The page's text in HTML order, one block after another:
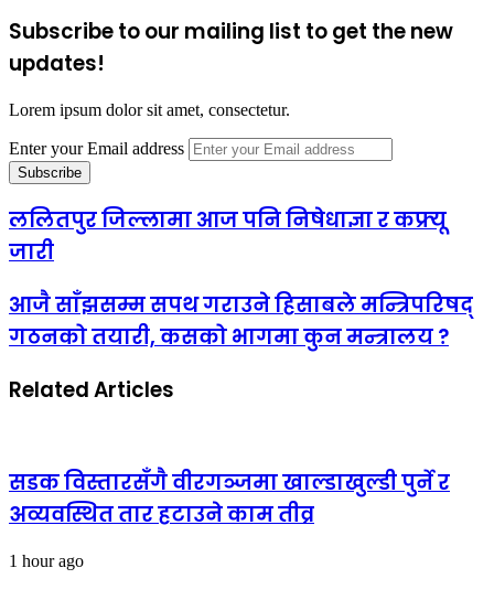
Subscribe to our mailing list to get the new
updates!
Lorem ipsum dolor sit amet, consectetur.
Enter your Email address
ललितपुर जिल्लामा आज पनि निषेधाज्ञा र कफ्र्यू
जारी
आजै साँझसम्म सपथ गराउने हिसाबले मन्त्रिपरिषद्
गठनको तयारी, कसको भागमा कुन मन्त्रालय ?
Related Articles
सडक विस्तारसँगै वीरगञ्जमा खाल्डाखुल्डी पुर्ने र
अव्यवस्थित तार हटाउने काम तीव्र
1 hour ago